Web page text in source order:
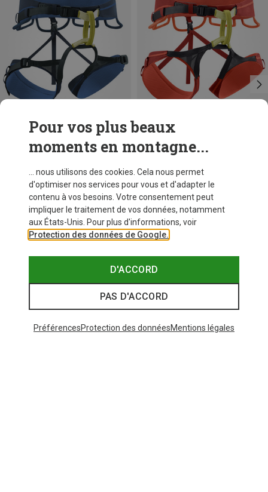
Vous économisez 50% Vous économisez 50%
Pour vos plus beaux
moments en montagne...
... nous utilisons des cookies. Cela nous permet
d'optimiser nos services pour vous et d'adapter le
contenu à vos besoins. Votre consentement peut
impliquer le traitement de vos données, notamment
aux États-Unis. Pour plus d'informations, voir
Protection des données de Google.
D'ACCORD
PAS D'ACCORD
PréférencesProtection des donnéesMentions légales